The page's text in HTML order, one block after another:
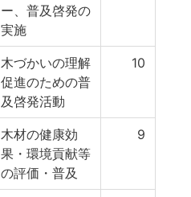
ー、普及啓発の
実施
木づかいの理解
促進のための普
及啓発活動
10
木材の健康効
果・環境貢献等
の評価・普及
9